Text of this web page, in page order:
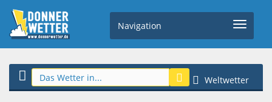
Navigation
Weltwetter